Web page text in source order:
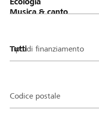
Tipo di finanziamento
Codice postale